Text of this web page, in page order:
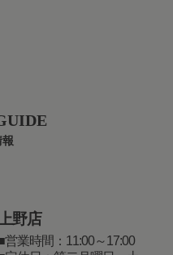
野店
営業時間：11:00～17:00